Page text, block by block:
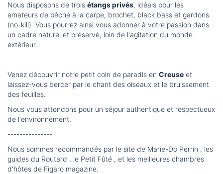
Nous disposons de trois étangs privés, idéals pour les
amateurs de pêche à la carpe, brochet, black bass et gardons
(no-kill). Vous pourrez ainsi vous adonner à votre passion dans
un cadre naturel et préservé, loin de l'agitation du monde
extérieur.
Venez découvrir notre petit coin de paradis en Creuse et
laissez-vous bercer par le chant des oiseaux et le bruissement
des feuilles.
Nous vous attendons pour un séjour authentique et respectueux
de l'environnement.
---------------
Nous sommes recommandés par le site de Marie-Do Perrin , les
guides du Routard , le Petit Fûté , et les meilleures chambres
d'hôtes de Figaro magazine.